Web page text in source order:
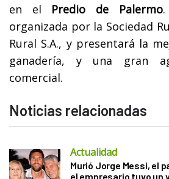
en el Predio de Palermo
organizada por la Sociedad
Rural S.A., y presentará la
ganadería, y una gran
comercial.
Noticias relacionadas
Actualidad
Murió Jorge Messi, el
el empresario tuvo un